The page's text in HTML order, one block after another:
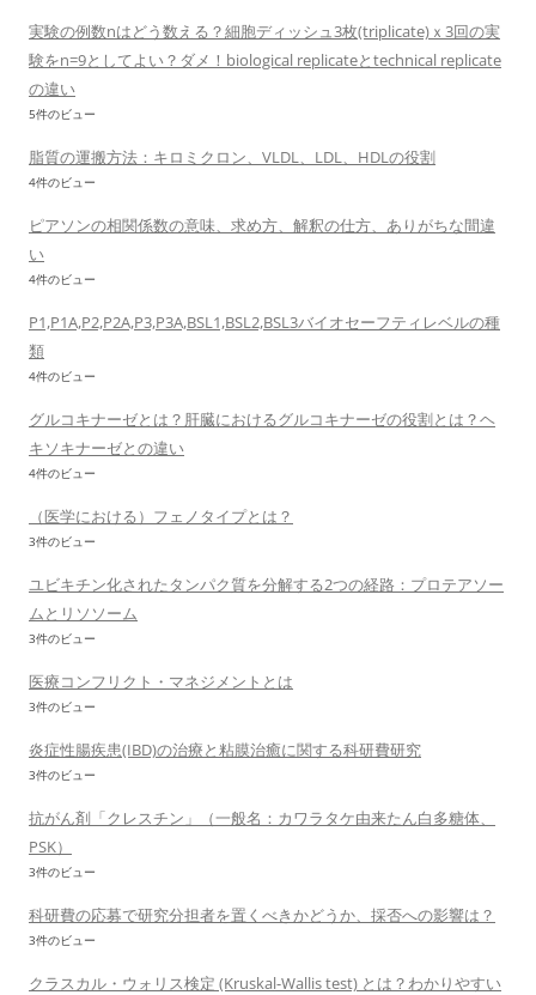
実験の例数nはどう数える？細胞ディッシュ3枚(triplicate)ｘ3回の実
験をn=9としてよい？ダメ！biological replicateとtechnical replicate
の違い
5件のビュー
脂質の運搬方法：キロミクロン、VLDL、LDL、HDLの役割
4件のビュー
ピアソンの相関係数の意味、求め方、解釈の仕方、ありがちな間違
い
4件のビュー
P1,P1A,P2,P2A,P3,P3A,BSL1,BSL2,BSL3バイオセーフティレベルの種
類
4件のビュー
グルコキナーゼとは？肝臓におけるグルコキナーゼの役割とは？ヘ
キソキナーゼとの違い
4件のビュー
（医学における）フェノタイプとは？
3件のビュー
ユビキチン化されたタンパク質を分解する2つの経路：プロテアソー
ムとリソソーム
3件のビュー
医療コンフリクト・マネジメントとは
3件のビュー
炎症性腸疾患(IBD)の治療と粘膜治癒に関する科研費研究
3件のビュー
抗がん剤「クレスチン」（一般名：カワラタケ由来たん白多糖体、
PSK）
3件のビュー
科研費の応募で研究分担者を置くべきかどうか、採否への影響は？
3件のビュー
クラスカル・ウォリス検定 (Kruskal-Wallis test) とは？わかりやすい